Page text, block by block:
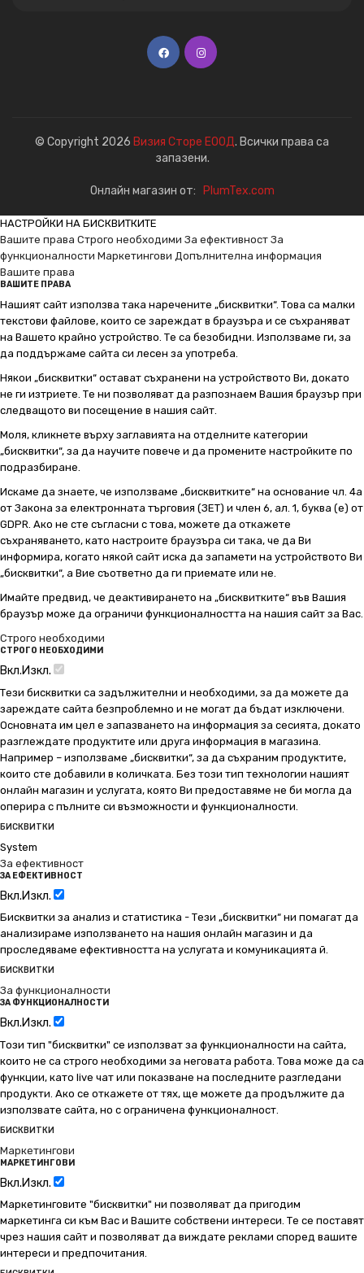
© Copyright 2026 Визия Сторе ЕООД. Всички права са
запазени.
Онлайн магазин от: PlumTex.com
НАСТРОЙКИ НА БИСКВИТКИТЕ
Вашите права Строго необходими За ефективност За
функционалности Маркетингови Допълнителна информация
Вашите права
ВАШИТЕ ПРАВА
Нашият сайт използва така наречените „бисквитки“. Това са малки
текстови файлове, които се зареждат в браузъра и се съхраняват
на Вашето крайно устройство. Те са безобидни. Използваме ги, за
да поддържаме сайта си лесен за употреба.
Някои „бисквитки“ остават съхранени на устройството Ви, докато
не ги изтриете. Те ни позволяват да разпознаем Вашия браузър при
следващото ви посещение в нашия сайт.
Моля, кликнете върху заглавията на отделните категории
„бисквитки“, за да научите повече и да промените настройките по
подразбиране.
Искаме да знаете, че използваме „бисквитките“ на основание чл. 4а
от Закона за електронната търговия (ЗЕТ) и член 6, ал. 1, буква (е) от
GDPR. Ако не сте съгласни с това, можете да откажете
съхраняването, като настроите браузъра си така, че да Ви
информира, когато някой сайт иска да запамети на устройството Ви
„бисквитки“, а Вие съответно да ги приемате или не.
Имайте предвид, че деактивирането на „бисквитките“ във Вашия
браузър може да ограничи функционалността на нашия сайт за Вас.
Строго необходими
СТРОГО НЕОБХОДИМИ
Вкл.Изкл.
Тези бисквитки са задължителни и необходими, за да можете да
зареждате сайта безпроблемно и не могат да бъдат изключени.
Основната им цел е запазването на информация за сесията, докато
разглеждате продуктите или друга информация в магазина.
Например – използваме „бисквитки“, за да съхраним продуктите,
които сте добавили в количката. Без този тип технологии нашият
онлайн магазин и услугата, която Ви предоставяме не би могла да
оперира с пълните си възможности и функционалности.
БИСКВИТКИ
System
За ефективност
ЗА ЕФЕКТИВНОСТ
Вкл.Изкл.
Бисквитки за анализ и статистика - Тези „бисквитки“ ни помагат да
анализираме използването на нашия онлайн магазин и да
проследяваме ефективността на услугата и комуникацията й.
БИСКВИТКИ
За функционалности
ЗА ФУНКЦИОНАЛНОСТИ
Вкл.Изкл.
Този тип "бисквитки" се използват за функционалности на сайта,
които не са строго необходими за неговата работа. Това може да са
функции, като live чат или показване на последните разгледани
продукти. Ако се откажете от тях, ще можете да продължите да
използвате сайта, но с ограничена функционалност.
БИСКВИТКИ
Маркетингови
МАРКЕТИНГОВИ
Вкл.Изкл.
Маркетинговите "бисквитки" ни позволяват да пригодим
маркетинга си към Вас и Вашите собствени интереси. Те се поставят
чрез нашия сайт и позволяват да виждате реклами според вашите
интереси и предпочитания.